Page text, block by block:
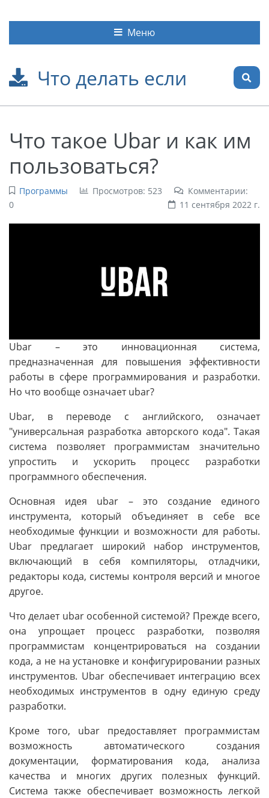
Что делать если
Меню
Что такое Ubar и как им
пользоваться?
Программы Просмотров: 523
Комментарии:
0
11 сентября 2022 г.
Ubar – это инновационная система,
предназначенная для повышения эффективности
работы в сфере программирования и разработки.
Но что вообще означает ubar?
Ubar, в переводе с английского, означает
"универсальная разработка авторского кода". Такая
система позволяет программистам значительно
упростить и ускорить процесс разработки
программного обеспечения.
Основная идея ubar – это создание единого
инструмента, который объединяет в себе все
необходимые функции и возможности для работы.
Ubar предлагает широкий набор инструментов,
включающий в себя компиляторы, отладчики,
редакторы кода, системы контроля версий и многое
другое.
Что делает ubar особенной системой? Прежде всего,
она упрощает процесс разработки, позволяя
программистам концентрироваться на создании
кода, а не на установке и конфигурировании разных
инструментов. Ubar обеспечивает интеграцию всех
необходимых инструментов в одну единую среду
разработки.
Кроме того, ubar предоставляет программистам
возможность автоматического создания
документации, форматирования кода, анализа
качества и многих других полезных функций.
Система также обеспечивает возможность легкой